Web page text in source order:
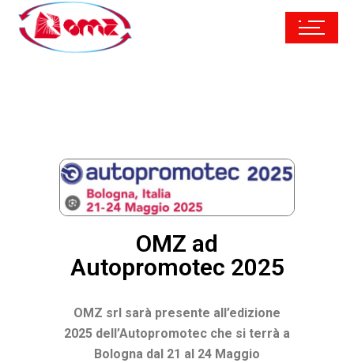
OMZ ad
Autopromotec 2025
OMZ srl sarà presente all’edizione
2025 dell’Autopromotec che si terrà a
Bologna dal 21 al 24 Maggio